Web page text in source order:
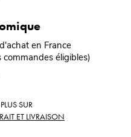
en France
éligibles)
SUR
ET LIVRAISON